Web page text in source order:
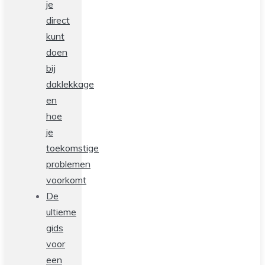
je
direct
kunt
doen
bij
daklekkage
en
hoe
je
toekomstige
problemen
voorkomt
De
ultieme
gids
voor
een